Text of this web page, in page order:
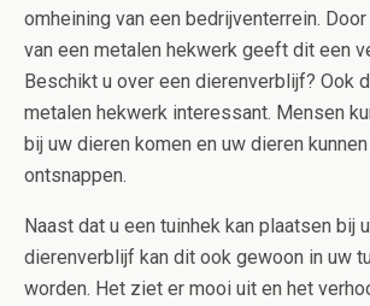
omheining van een bedrijventerrein.
van een metalen hekwerk geeft dit een
Beschikt u over een dierenverblijf? Ook
metalen hekwerk interessant. Mensen
bij uw dieren komen en uw dieren
ontsnappen.
Naast dat u een tuinhek kan plaatsen bij
dierenverblijf kan dit ook gewoon in uw
worden. Het ziet er mooi uit en het